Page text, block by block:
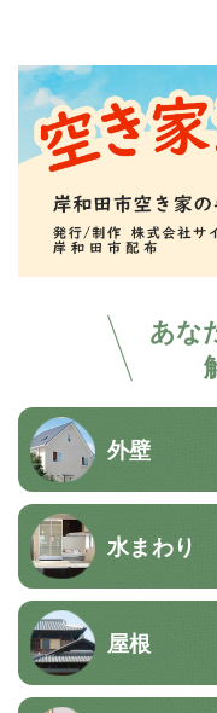
あな
外壁
水まわり
屋根